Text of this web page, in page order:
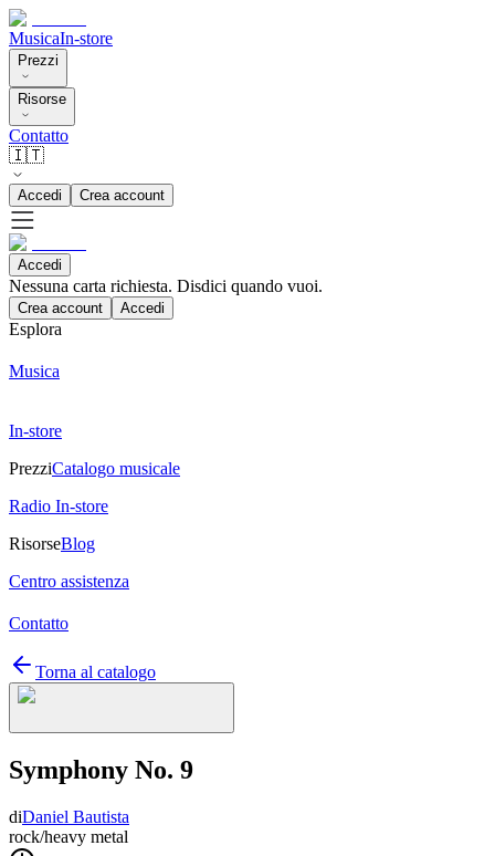
MusicaIn-store
Prezzi
Risorse
Contatto
🇮🇹
Accedi Crea account
Accedi
Nessuna carta richiesta. Disdici quando vuoi.
Crea account Accedi
Esplora
Musica
In-store
PrezziCatalogo musicale
Radio In-store
RisorseBlog
Centro assistenza
Contatto
Torna al catalogo
Symphony No. 9
diDaniel Bautista
rock/heavy metal